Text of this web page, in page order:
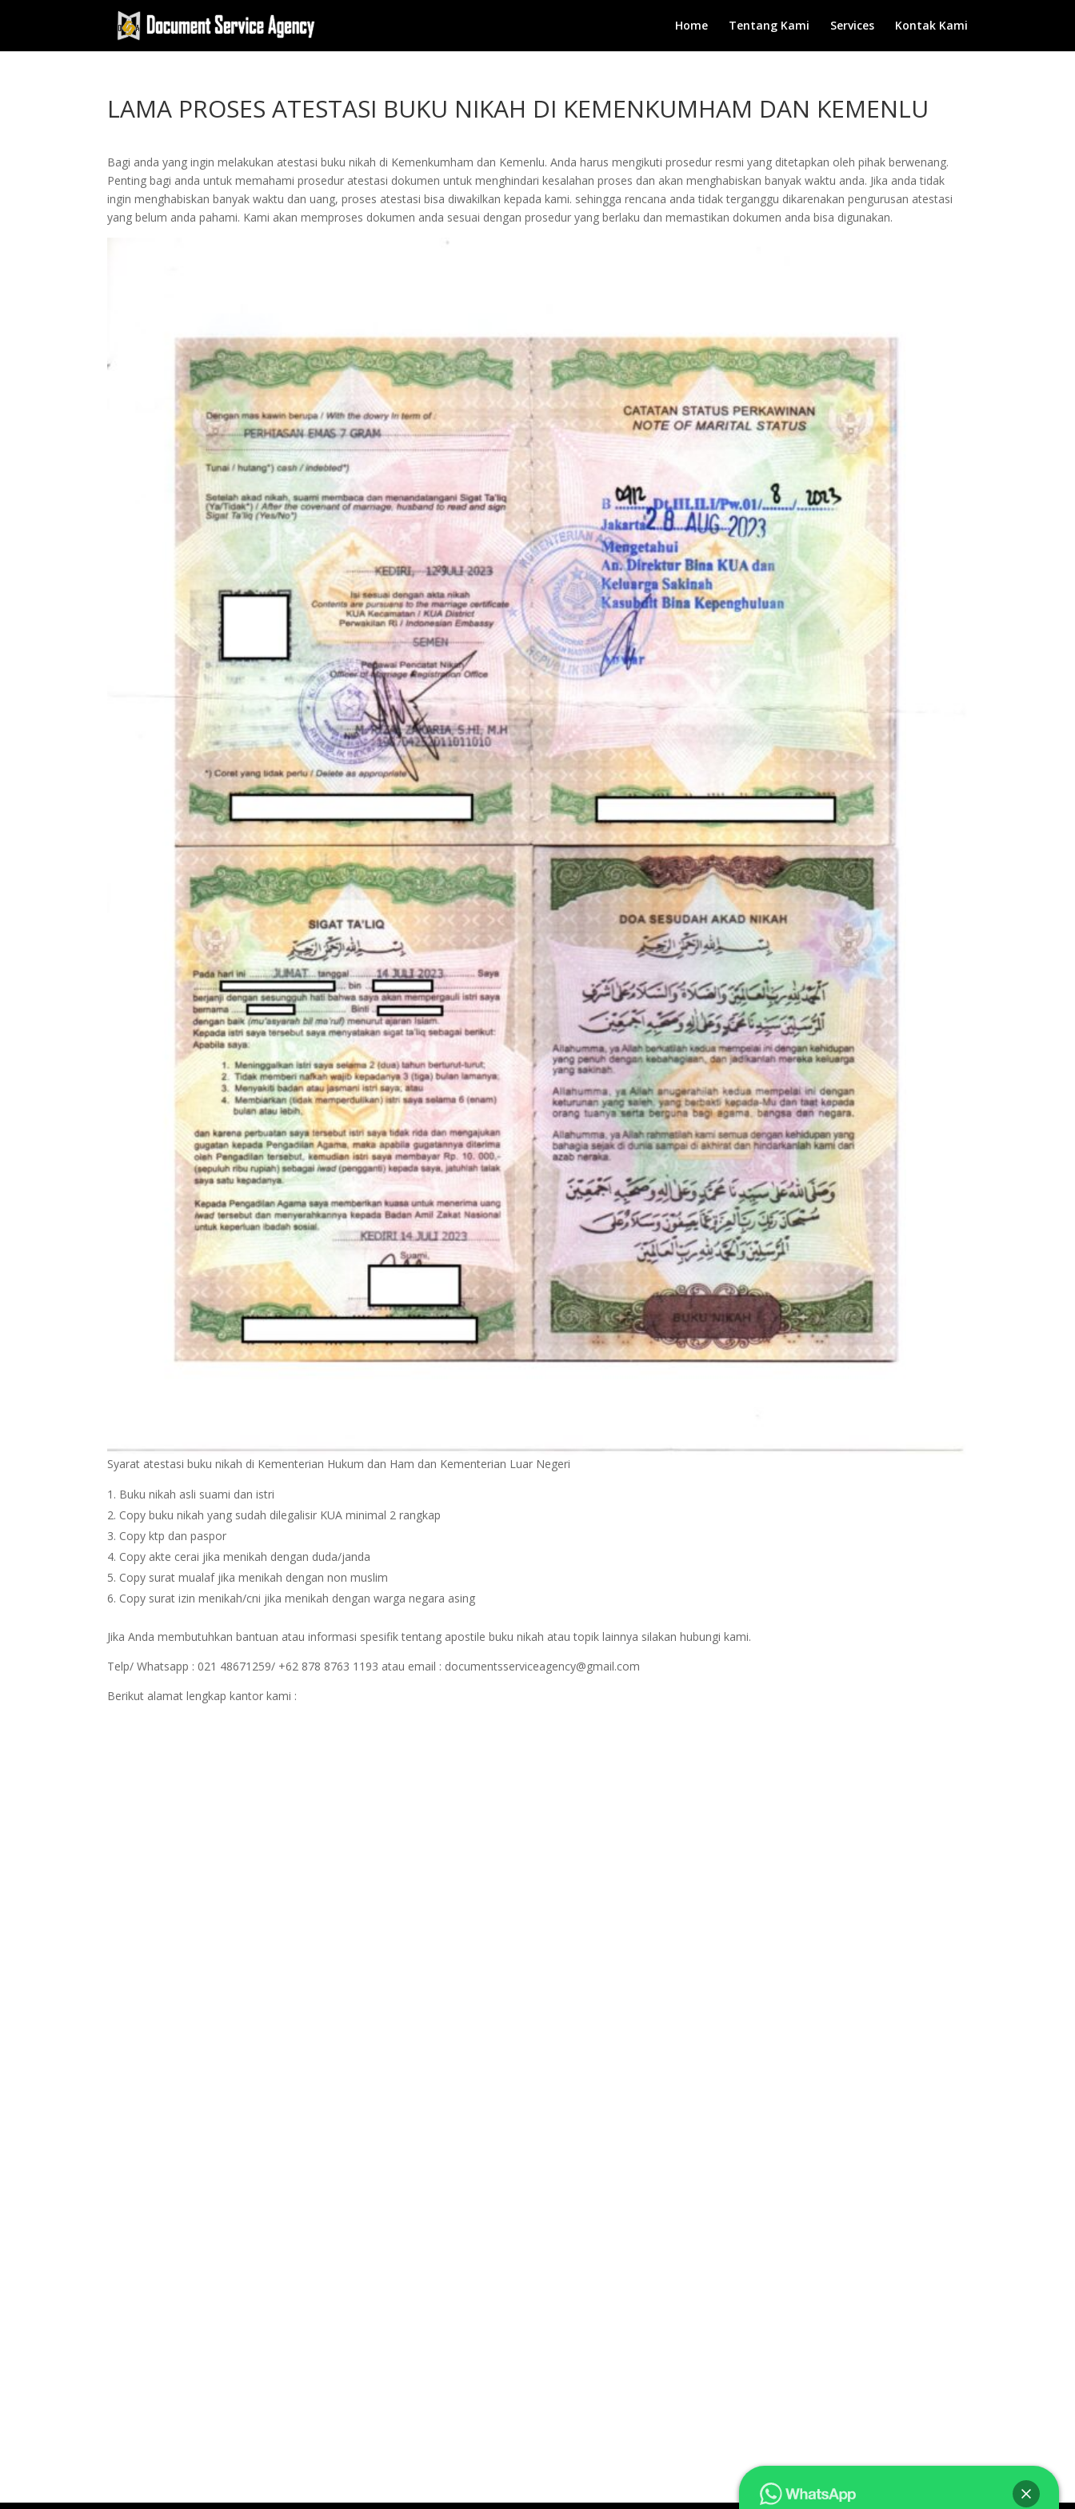
Home Tentang Kami Services Kontak Kami
LAMA PROSES ATESTASI BUKU NIKAH DI KEMENKUMHAM DAN KEMENLU
Bagi anda yang ingin melakukan atestasi buku nikah di Kemenkumham dan Kemenlu. Anda harus mengikuti prosedur resmi yang ditetapkan oleh pihak berwenang.
Penting bagi anda untuk memahami prosedur atestasi dokumen untuk menghindari kesalahan proses dan akan menghabiskan banyak waktu anda. Jika anda tidak
ingin menghabiskan banyak waktu dan uang, proses atestasi bisa diwakilkan kepada kami. sehingga rencana anda tidak terganggu dikarenakan pengurusan atestasi
yang belum anda pahami. Kami akan memproses dokumen anda sesuai dengan prosedur yang berlaku dan memastikan dokumen anda bisa digunakan.
Syarat atestasi buku nikah di Kementerian Hukum dan Ham dan Kementerian Luar Negeri
Buku nikah asli suami dan istri
Copy buku nikah yang sudah dilegalisir KUA minimal 2 rangkap
Copy ktp dan paspor
Copy akte cerai jika menikah dengan duda/janda
Copy surat mualaf jika menikah dengan non muslim
Copy surat izin menikah/cni jika menikah dengan warga negara asing
Jika Anda membutuhkan bantuan atau informasi spesifik tentang apostile buku nikah atau topik lainnya silakan hubungi kami.
Telp/ Whatsapp : 021 48671259/ +62 878 8763 1193 atau email : documentsserviceagency@gmail.com
Berikut alamat lengkap kantor kami :